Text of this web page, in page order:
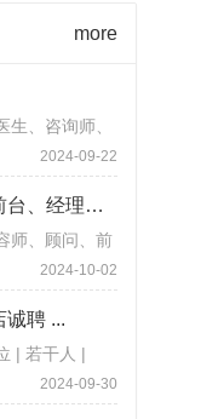
more
、咨询师、
元 / 月2024-09-22
经理、护 ...
师、顾问、前
2024-10-02
诚聘 ...
| 若干人 |
2024-09-30